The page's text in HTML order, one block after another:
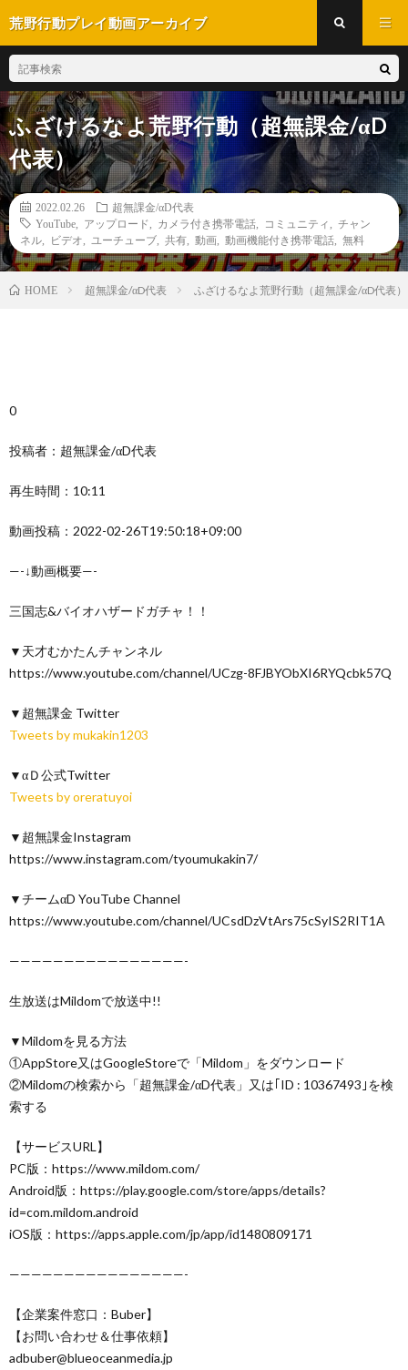
荒野行動プレイ動画アーカイブ
ふざけるなよ荒野行動（超無課金/αD
代表）
2022.02.26
超無課金/αD代表
YouTube
アップロード カメラ付き携帯電話 コミュニティ
チャン
ネル
ビデオ ユーチューブ 共有 動画 動画機能付き携帯電話 無料
HOME 超無課金/αD代表 ふざけるなよ荒野行動（超無課金/αD代表）
0
投稿者：超無課金/αD代表
再生時間：10:11
動画投稿：2022-02-26T19:50:18+09:00
—-↓動画概要—-
三国志&バイオハザードガチャ！！
▼天才むかたんチャンネル
https://www.youtube.com/channel/UCzg-8FJBYObXI6RYQcbk57Q
▼超無課金 Twitter
Tweets by mukakin1203
▼αＤ公式Twitter
Tweets by oreratuyoi
▼超無課金Instagram
https://www.instagram.com/tyoumukakin7/
▼チームαD YouTube Channel
https://www.youtube.com/channel/UCsdDzVtArs75cSyIS2RIT1A
————————————————-
生放送はMildomで放送中!!
▼Mildomを見る方法
①AppStore又はGoogleStoreで「Mildom」をダウンロード
②Mildomの検索から「超無課金/αD代表」又は｢ID : 10367493｣を検
索する
【サービスURL】
PC版：https://www.mildom.com/
Android版：https://play.google.com/store/apps/details?
id=com.mildom.android
iOS版：https://apps.apple.com/jp/app/id1480809171
————————————————-
【企業案件窓口：Buber】
【お問い合わせ＆仕事依頼】
adbuber@blueoceanmedia.jp